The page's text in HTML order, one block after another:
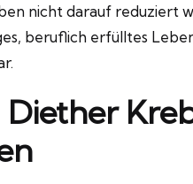
nicht darauf reduziert
beruflich erfülltes